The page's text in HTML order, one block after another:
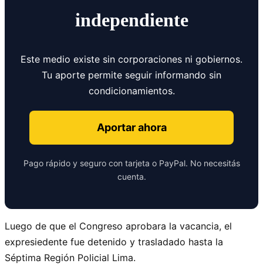
independiente
Este medio existe sin corporaciones ni gobiernos.
Tu aporte permite seguir informando sin
condicionamientos.
Aportar ahora
Pago rápido y seguro con tarjeta o PayPal. No necesitás
cuenta.
Luego de que el Congreso aprobara la vacancia, el
expresiedente fue detenido y trasladado hasta la
Séptima Región Policial Lima.